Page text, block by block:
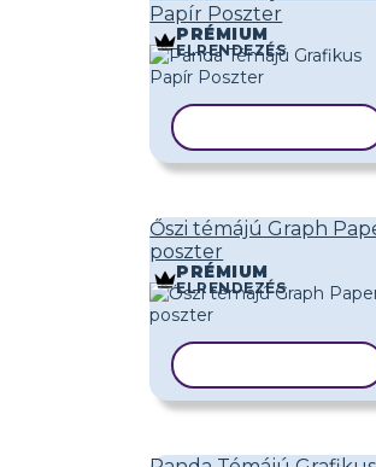
Papír Poszter
PRÉMIUM
ELRENDEZÉS
Őszi témájú Graph
poszter
PRÉMIUM
ELRENDEZÉS